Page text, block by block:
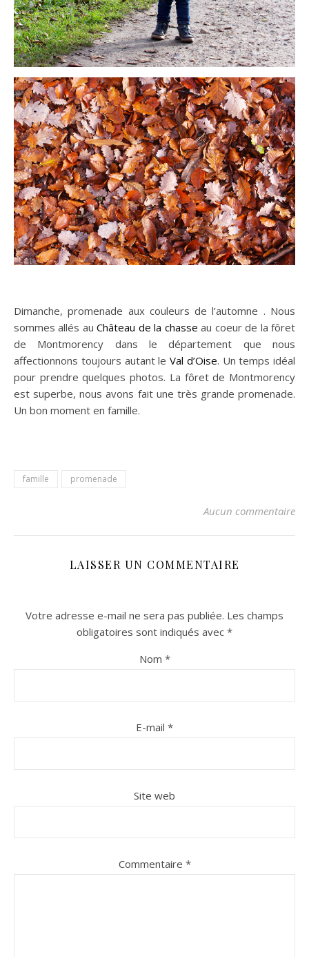
Dimanche, promenade aux couleurs de l’automne . Nous
sommes allés auChâteau de la chasse au coeur de la fôret
de Montmorency dans le département que nous
affectionnons toujours autant le Val d’Oise. Un temps idéal
pour prendre quelques photos. La fôret de Montmorency
est superbe, nous avons fait une très grande promenade.
Un bon moment en famille.
famille promenade
Aucun commentaire
LAISSER UN COMMENTAIRE
Votre adresse e-mail ne sera pas publiée. Les champs
obligatoires sont indiqués avec *
Nom *
E-mail *
Site web
Commentaire *